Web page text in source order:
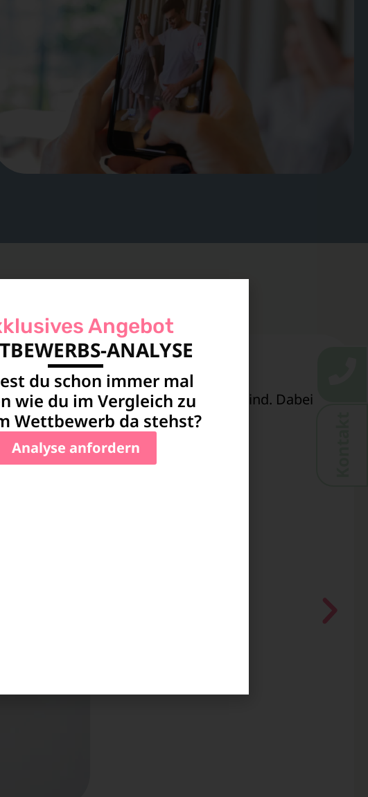
Agentur
videos TikTok, die fesseln und begeistern. Ob
gekonnt in Szene.
Angebot
ANALYSE
du schon immer mal
wie du im Vergleich zu
Wettbewerb da stehst?
Analyse anfordern